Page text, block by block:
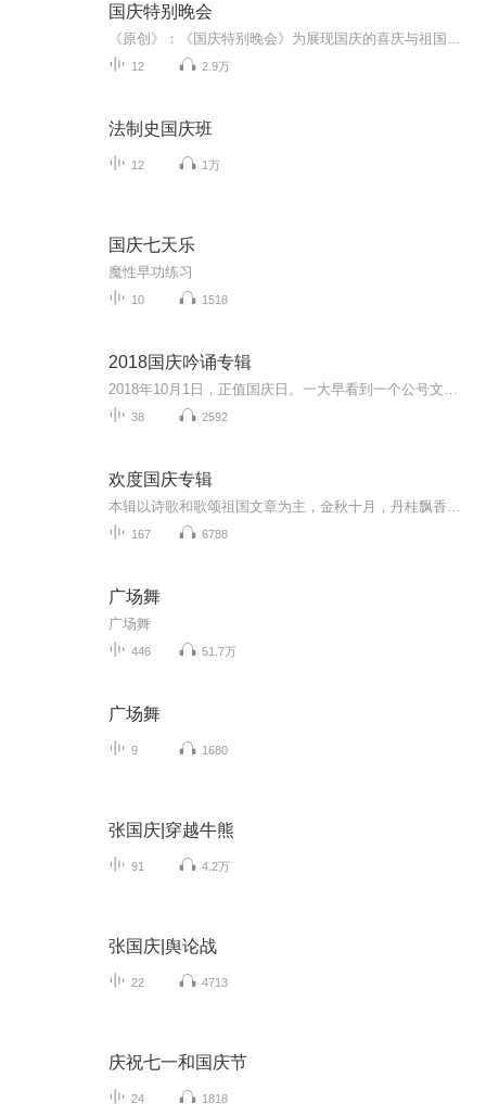
国庆特别晚会
12 2.9万
法制史国庆班
12 1万
国庆七天乐
魔性早功练习
10 1518
2018国庆吟诵专辑
38 2592
欢度国庆专辑
167 6788
广场舞
广场舞
446 51.7万
广场舞
9 1680
张国庆|穿越牛熊
91 4.2万
张国庆|舆论战
22 4713
庆祝七一和国庆节
24 1818